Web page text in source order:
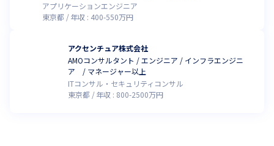
アプリケーションエンジニア
東京都
年収 : 400-550万円
アクセンチュア株式会社
AMOコンサルタント / エンジニア / インフラエンジニ
ア / マネージャー以上
ITコンサル・セキュリティコンサル
東京都
年収 : 800-2500万円